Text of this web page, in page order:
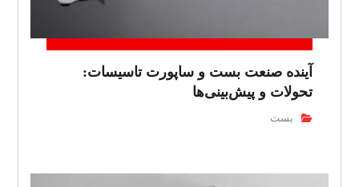
آینده صنعت بست و ساپورت تاسیسات:
تحولات و پیش‌بینی‌ها
بست